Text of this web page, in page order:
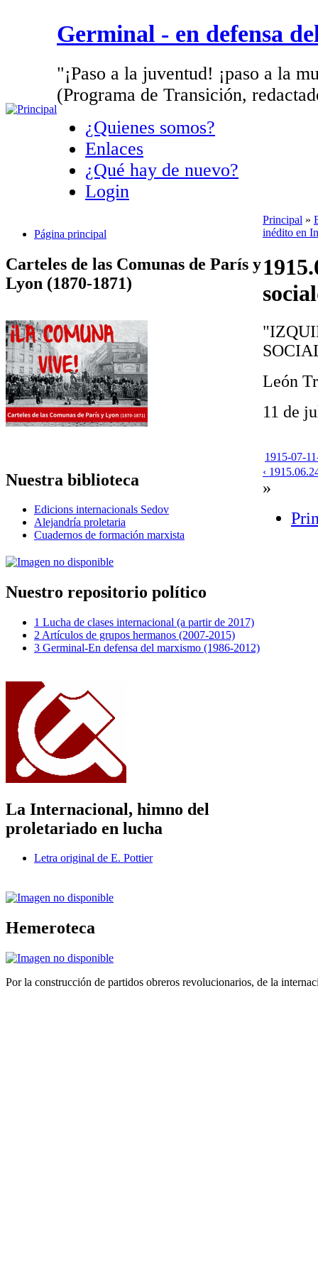
Germinal - en defensa
"¡Paso a la juventud! ¡paso a la
(Programa de Transición,
¿Quienes somos?
Enlaces
¿Qué hay de nuevo?
Login
Página principal
Carteles de las Comunas de París y
Lyon (1870-1871)
Nuestra biblioteca
Edicions internacionals Sedov
Alejandría proletaria
Cuadernos de formación marxista
Nuestro repositorio político
1 Lucha de clases internacional (a partir de 2017)
2 Artículos de grupos hermanos (2007-2015)
3 Germinal-En defensa del marxismo (1986-2012)
La Internacional, himno del
proletariado en lucha
Letra original de E. Pottier
Hemeroteca
Principal »
inédito en
León
11 de
1915-07-
‹
»
Por la construcción de partidos obreros revolucionarios, de la